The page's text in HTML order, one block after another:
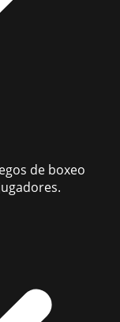
de boxeo